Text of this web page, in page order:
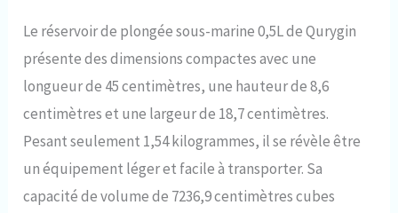
Le réservoir de plongée sous-marine 0,5L de Qurygin
présente des dimensions compactes avec une
longueur de 45 centimètres, une hauteur de 8,6
centimètres et une largeur de 18,7 centimètres.
Pesant seulement 1,54 kilogrammes, il se révèle être
un équipement léger et facile à transporter. Sa
capacité de volume de 7236,9 centimètres cubes